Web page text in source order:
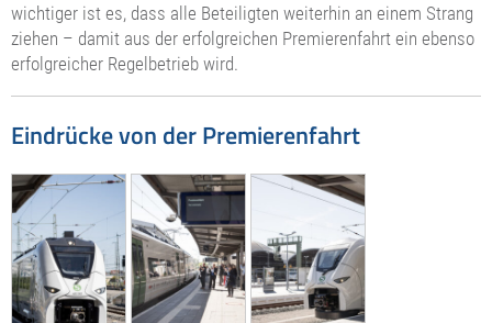
wichtiger ist es, dass alle Beteiligten weiterhin an einem Strang
ziehen – damit aus der erfolgreichen Premierenfahrt ein ebenso
erfolgreicher Regelbetrieb wird.
Eindrücke von der Premierenfahrt